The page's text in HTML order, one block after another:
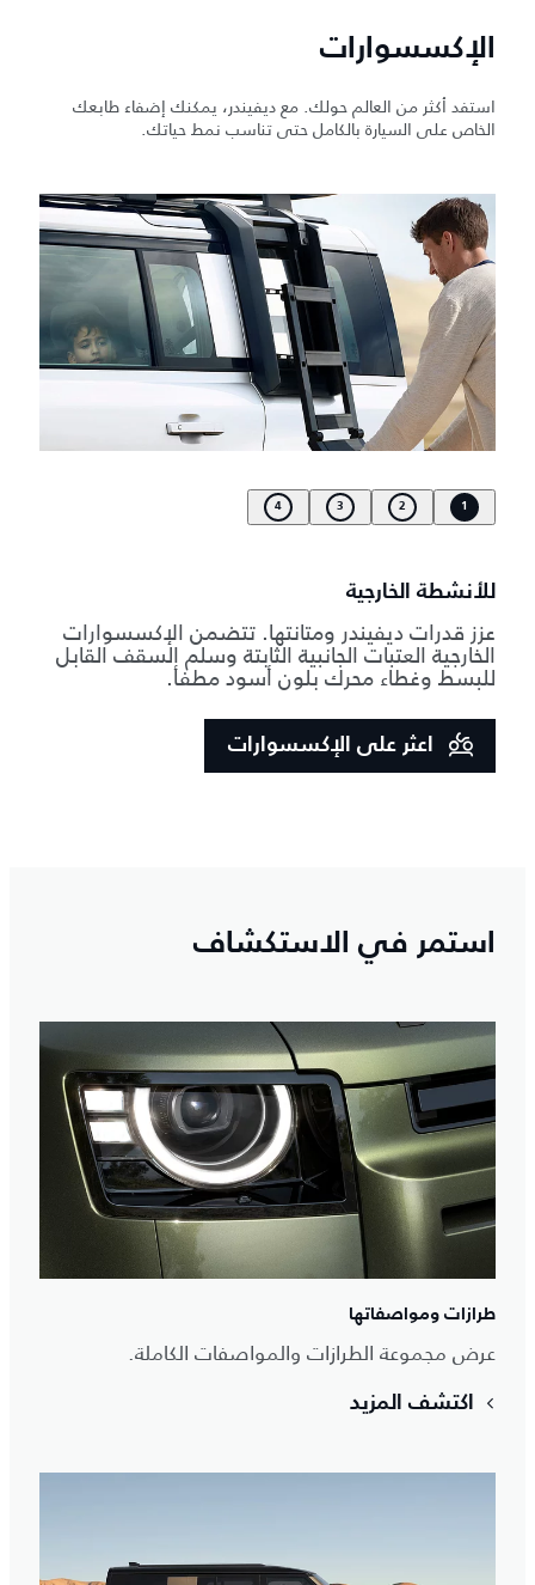
الإكسسوارات
استفد أكثر من العالم حولك. مع ديفيندر، يمكنك إضفاء طابعك
الخاص على السيارة بالكامل حتى تناسب نمط حياتك.
1
2
3
4
للأنشطة الخارجية
عزز قدرات ديفيندر ومتانتها. تتضمن الإكسسوارات
الخارجية العتبات الجانبية الثابتة وسلم السقف القابل
للبسط وغطاء محرك بلون أسود مطفأ.
اعثر على الإكسسوارات
استمر في الاستكشاف
طرازات ومواصفاتها
عرض مجموعة الطرازات والمواصفات الكاملة.
اكتشف المزيد